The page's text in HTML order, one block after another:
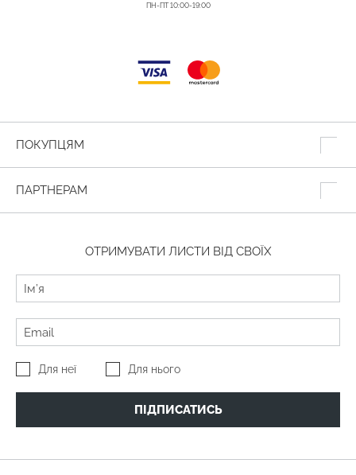
ПН-ПТ 10:00-19:00
ПОКУПЦЯМ
ПАРТНЕРАМ
ОТРИМУВАТИ ЛИСТИ ВІД СВОЇХ
Для неї Для нього
ПІДПИСАТИСЬ